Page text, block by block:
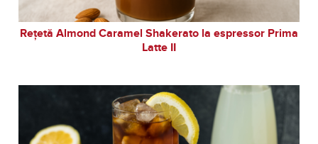
Rețetă Almond Caramel Shakerato la espressor Prima
Latte II